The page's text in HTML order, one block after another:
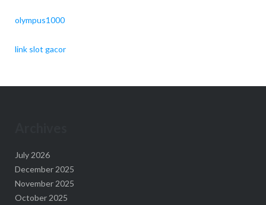
olympus1000
link slot gacor
July 2026
December 2025
November 2025
October 2025